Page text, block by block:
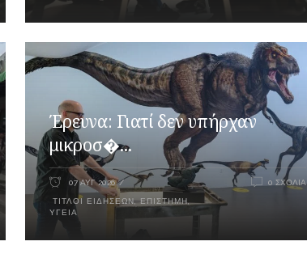
Έρευνα: Γιατί δεν υπήρχαν
μικροσ�...
07 ΑΥΓ 2026
ΤΊΤΛΟΙ ΕΙΔΉΣΕΩΝ,ΕΠΙΣΤΉΜΗ,
ΥΓΕΊΑ
0 ΣΧΌΛΙΑ